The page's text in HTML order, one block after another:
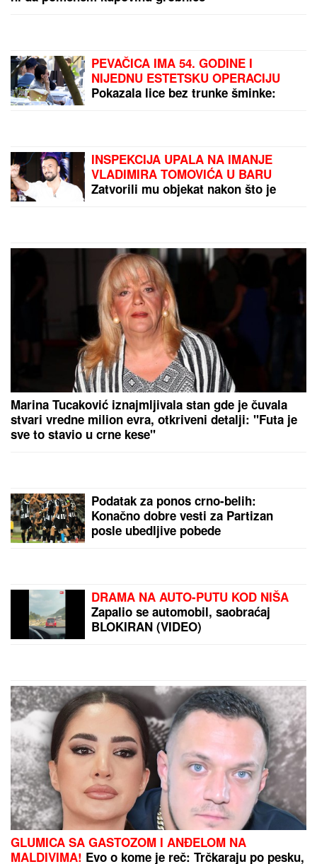
DRAMA U RAKOVICI!
SMRŠALA 15
KILOGRAMA, PA
POKAZALA TELO U
BIKINIJUVoditeljka
padnu vilice
PREPORUKA ZA VAS
"PLAŠIM SE SMRTI"Pevačica (73) u panici nakon
PEVAČICA IMA 54. GODINE I
NIJEDNU ESTETSKU OPERACIJU
Pokazala lice bez trunke šminke:
"Šta da operišem? Takva sam kakva
sam!"